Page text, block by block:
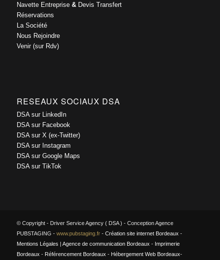
Navette Entreprise & Devis Transfert
Réservations
La Société
Nous Rejoindre
Venir (sur Rdv)
RESEAUX SOCIAUX DSA
DSA sur LinkedIn
DSA sur Facebook
DSA sur X (ex-Twitter)
DSA sur Instagram
DSA sur Google Maps
DSA sur TikTok
© Copyright - Driver Service Agency ( DSA ) - Conception Agence
PUBSTAGING - www.pubstaging.fr- Création site internet Bordeaux-
Mentions Légales
Agence de communication Bordeaux- Imprimerie
Bordeaux- Référencement Bordeaux- Hébergement Web Bordeaux-